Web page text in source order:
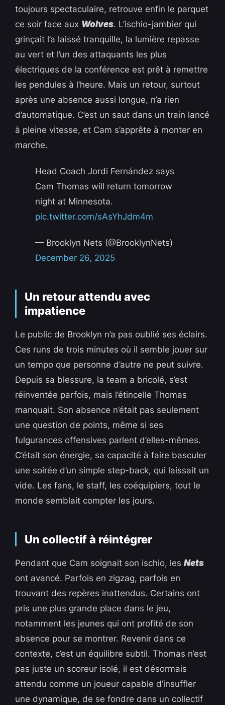
toujours spectaculaire, retrouve enfin le parquet
ce soir face aux Wolves. L’ischio-jambier qui
grinçait l’a laissé tranquille, la lumière repasse
au vert et l’un des attaquants les plus
électriques de la conférence est prêt à remettre
les pendules à l’heure. Mais un retour, surtout
après une absence aussi longue, n’a rien
d’automatique. C’est un saut dans un train lancé
à pleine vitesse, et Cam s’apprête à monter en
marche.
Head Coach Jordi Fernández says
Cam Thomas will return tomorrow
night at Minnesota.
pic.twitter.com/sAsYhJdm4m
— Brooklyn Nets (@BrooklynNets)
December 26, 2025
Un retour attendu avec
impatience
Le public de Brooklyn n’a pas oublié ses éclairs.
Ces runs de trois minutes où il semble jouer sur
un tempo que personne d’autre ne peut suivre.
Depuis sa blessure, la team a bricolé, s’est
réinventée parfois, mais l’étincelle Thomas
manquait. Son absence n’était pas seulement
une question de points, même si ses
fulgurances offensives parlent d’elles-mêmes.
C’était son énergie, sa capacité à faire basculer
une soirée d’un simple step-back, qui laissait un
vide. Les fans, le staff, les coéquipiers, tout le
monde semblait compter les jours.
Un collectif à réintégrer
Pendant que Cam soignait son ischio, lesNets
ont avancé. Parfois en zigzag, parfois en
trouvant des repères inattendus. Certains ont
pris une plus grande place dans le jeu,
notamment les jeunes qui ont profité de son
absence pour se montrer. Revenir dans ce
contexte, c’est un équilibre subtil. Thomas n’est
pas juste un scoreur isolé, il est désormais
attendu comme un joueur capable d’insuffler
une dynamique, de se fondre dans un collectif